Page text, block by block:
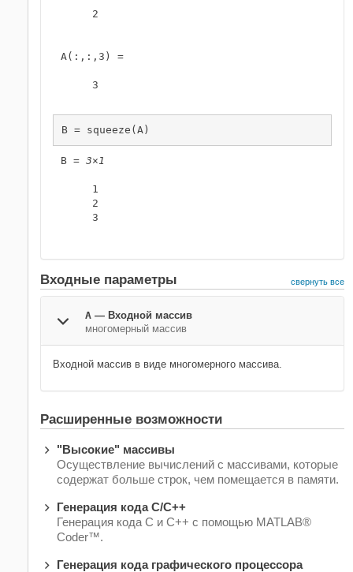
     2
A(:,:,3) =
     3
B = squeeze(A)
B = 3×1
     1
     2
     3
Входные параметры свернуть все
A — Входной массив
многомерный массив
Входной массив в виде многомерного массива.
Расширенные возможности
"Высокие" массивы
Осуществление вычислений с массивами, которые
содержат больше строк, чем помещается в памяти.
Генерация кода C/C++
Генерация кода C и C++ с помощью MATLAB®
Coder™.
Генерация кода графического процессора